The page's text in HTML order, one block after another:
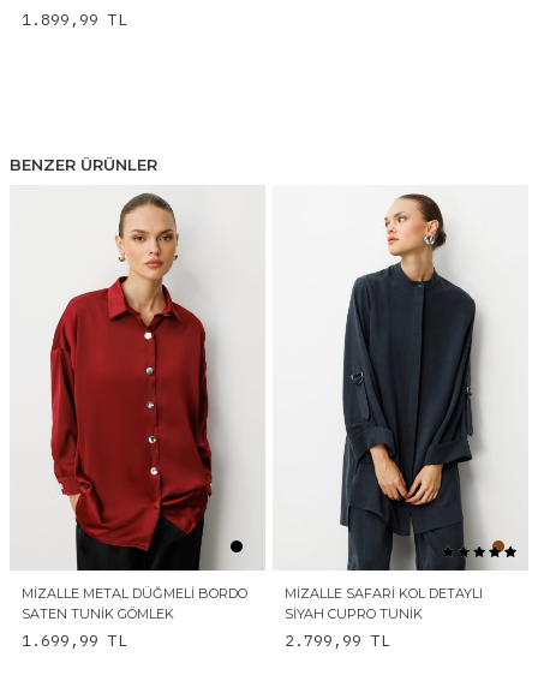
1.899,99 TL
BENZER ÜRÜNLER
MIZALLE METAL DÜĞMELI BORDO
SATEN TUNIK GÖMLEK
1.699,99 TL
MIZALLE SAFARI KOL DETAYLI
SIYAH CUPRO TUNIK
2.799,99 TL